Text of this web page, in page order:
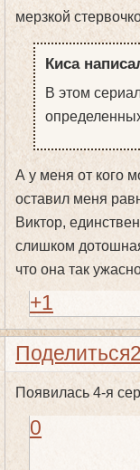
мерзкой
Киса
В этом
А у меня от кого
оставил меня
Виктор,
слишком
что она так
+1
Поделиться
Появилась 4-я
0